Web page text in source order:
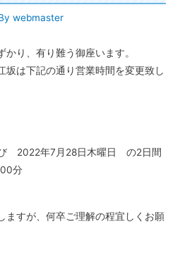
webmaster
り、有り難う御座います。
坂は下記の通り営業時間を変更致し
2022年7月28日木曜日 の2日間
分
ますが、何卒ご理解の程宜しくお願